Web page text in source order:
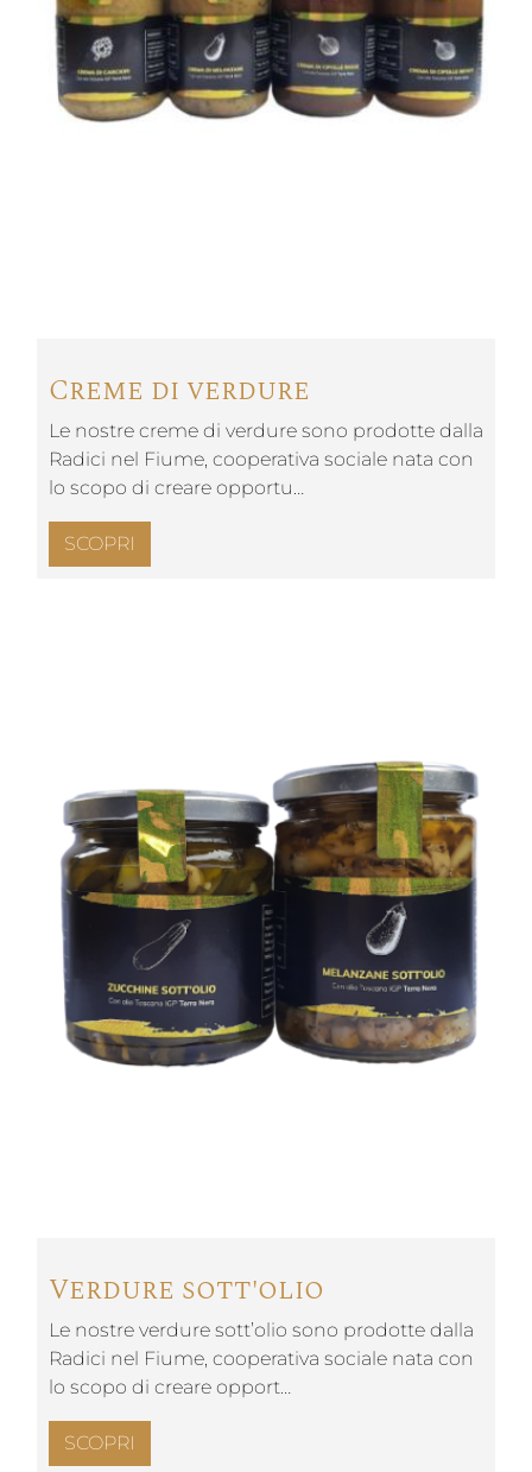
Creme di verdure
Le nostre creme di verdure sono prodotte dalla
Radici nel Fiume, cooperativa sociale nata con
lo scopo di creare opportu…
SCOPRI
Verdure sott'olio
Le nostre verdure sott’olio sono prodotte dalla
Radici nel Fiume, cooperativa sociale nata con
lo scopo di creare opport…
SCOPRI